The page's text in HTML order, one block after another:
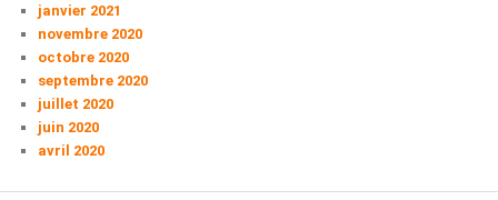
janvier 2021
novembre 2020
octobre 2020
septembre 2020
juillet 2020
juin 2020
avril 2020